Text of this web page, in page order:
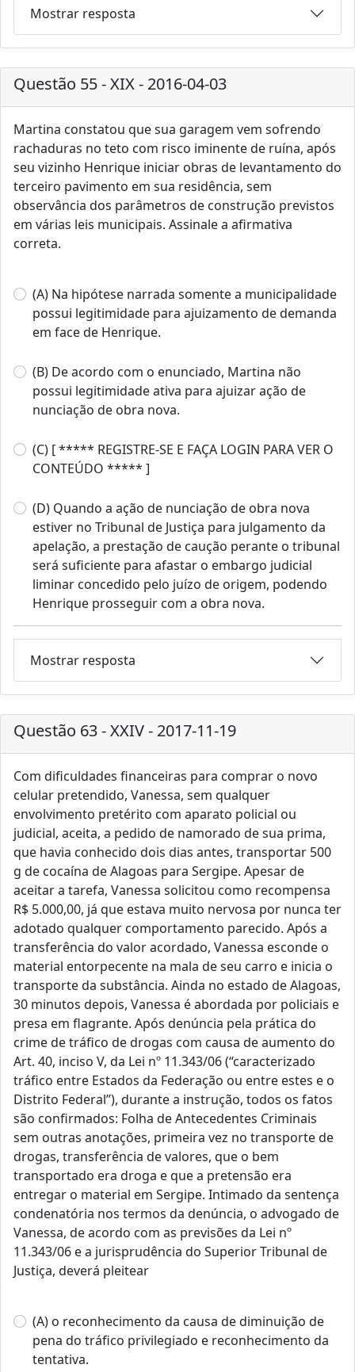
Mostrar resposta
Questão 55 - XIX - 2016-04-03
Martina constatou que sua garagem vem sofrendo
rachaduras no teto com risco iminente de ruína, após
seu vizinho Henrique iniciar obras de levantamento do
terceiro pavimento em sua residência, sem
observância dos parâmetros de construção previstos
em várias leis municipais. Assinale a afirmativa
correta.
(A) Na hipótese narrada somente a municipalidade
possui legitimidade para ajuizamento de demanda
em face de Henrique.
(B) De acordo com o enunciado, Martina não
possui legitimidade ativa para ajuizar ação de
nunciação de obra nova.
(C) [ ***** REGISTRE-SE E FAÇA LOGIN PARA VER O
CONTEÚDO ***** ]
(D) Quando a ação de nunciação de obra nova
estiver no Tribunal de Justiça para julgamento da
apelação, a prestação de caução perante o tribunal
será suficiente para afastar o embargo judicial
liminar concedido pelo juízo de origem, podendo
Henrique prosseguir com a obra nova.
Mostrar resposta
Questão 63 - XXIV - 2017-11-19
Com dificuldades financeiras para comprar o novo
celular pretendido, Vanessa, sem qualquer
envolvimento pretérito com aparato policial ou
judicial, aceita, a pedido de namorado de sua prima,
que havia conhecido dois dias antes, transportar 500
g de cocaína de Alagoas para Sergipe. Apesar de
aceitar a tarefa, Vanessa solicitou como recompensa
R$ 5.000,00, já que estava muito nervosa por nunca ter
adotado qualquer comportamento parecido. Após a
transferência do valor acordado, Vanessa esconde o
material entorpecente na mala de seu carro e inicia o
transporte da substância. Ainda no estado de Alagoas,
30 minutos depois, Vanessa é abordada por policiais e
presa em flagrante. Após denúncia pela prática do
crime de tráfico de drogas com causa de aumento do
Art. 40, inciso V, da Lei nº 11.343/06 (“caracterizado
tráfico entre Estados da Federação ou entre estes e o
Distrito Federal”), durante a instrução, todos os fatos
são confirmados: Folha de Antecedentes Criminais
sem outras anotações, primeira vez no transporte de
drogas, transferência de valores, que o bem
transportado era droga e que a pretensão era
entregar o material em Sergipe. Intimado da sentença
condenatória nos termos da denúncia, o advogado de
Vanessa, de acordo com as previsões da Lei nº
11.343/06 e a jurisprudência do Superior Tribunal de
Justiça, deverá pleitear
(A) o reconhecimento da causa de diminuição de
pena do tráfico privilegiado e reconhecimento da
tentativa.